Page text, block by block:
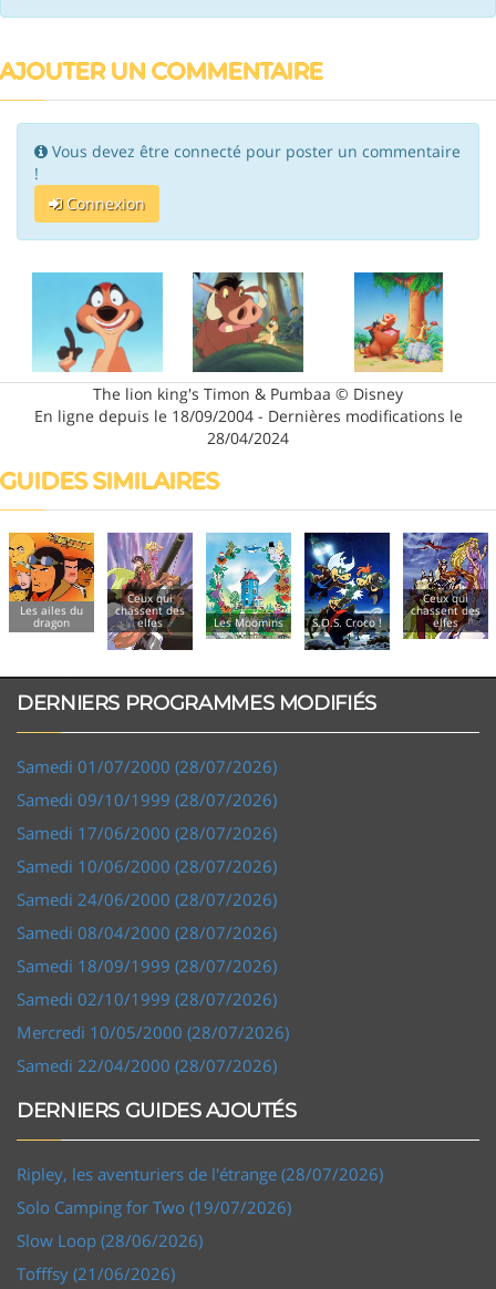
AJOUTER UN COMMENTAIRE
Vous devez être connecté pour poster un commentaire
!
Connexion
The lion king's Timon & Pumbaa © Disney
En ligne depuis le 18/09/2004 - Dernières modifications le
28/04/2024
GUIDES SIMILAIRES
Les ailes du
dragon
Ceux qui
chassent des
elfes Les Moomins S.O.S. Croco !
Ceux qui
chassent des
elfes
DERNIERS PROGRAMMES MODIFIÉS
Samedi 01/07/2000 (28/07/2026)
Samedi 09/10/1999 (28/07/2026)
Samedi 17/06/2000 (28/07/2026)
Samedi 10/06/2000 (28/07/2026)
Samedi 24/06/2000 (28/07/2026)
Samedi 08/04/2000 (28/07/2026)
Samedi 18/09/1999 (28/07/2026)
Samedi 02/10/1999 (28/07/2026)
Mercredi 10/05/2000 (28/07/2026)
Samedi 22/04/2000 (28/07/2026)
DERNIERS GUIDES AJOUTÉS
Ripley, les aventuriers de l'étrange (28/07/2026)
Solo Camping for Two (19/07/2026)
Slow Loop (28/06/2026)
Tofffsy (21/06/2026)